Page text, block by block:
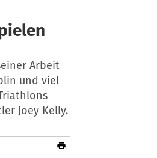
Arbeit
und viel
Joey Kelly.